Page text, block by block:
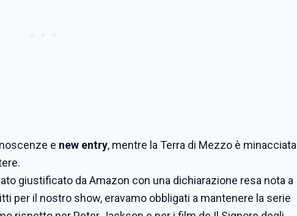
e new entry, mentre la Terra di Mezzo è minacciata
giustificato da Amazon con una dichiarazione resa nota a
per il nostro show, eravamo obbligati a mantenere la serie